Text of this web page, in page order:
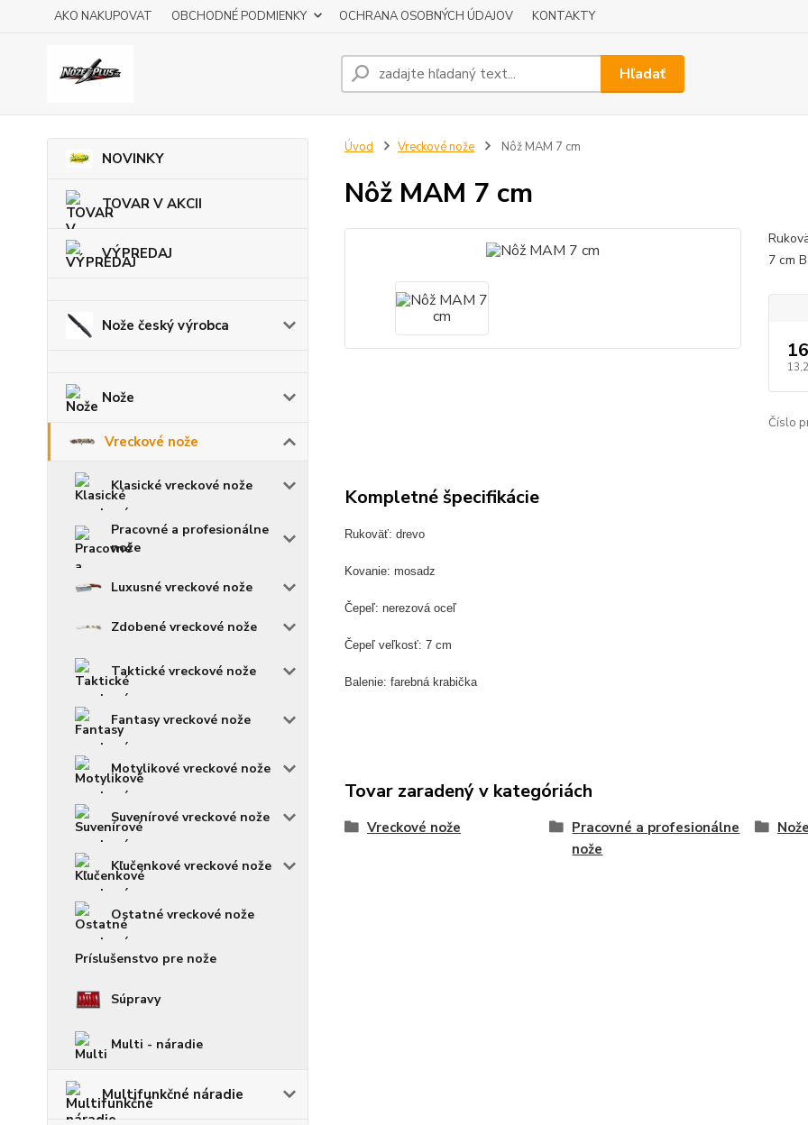
AKO NAKUPOVAT OBCHODNÉ PODMIENKY OCHRANA OSOBNÝCH ÚDAJOV KONTAKTY
Hľadať
NOVINKY
TOVAR V AKCII
VÝPREDAJ
Nože český výrobca
Nože
Vreckové nože
Klasické vreckové nože
Pracovné a profesionálne
nože
Luxusné vreckové nože
Zdobené vreckové nože
Taktické vreckové nože
Fantasy vreckové nože
Motylikové vreckové nože
Suvenírové vreckové nože
Kľučenkové vreckové nože
Ostatné vreckové nože
Príslušenstvo pre nože
Súpravy
Multi - náradie
Multifunkčné náradie
Úvod Vreckové nože Nôž MAM 7 cm
Nôž MAM 7 cm
7 cm
Číslo
Kompletné špecifikácie
Rukoväť: drevo
Kovanie: mosadz
Čepeľ: nerezová oceľ
Čepeľ veľkosť: 7 cm
Balenie: farebná krabička
Tovar zaradený v kategóriách
Vreckové nože
Pracovné a profesionálne
nože